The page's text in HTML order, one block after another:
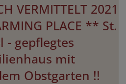
VERMITTELT 2021
PLACE ** St.
- gepflegtes
mit
Obstgarten !!